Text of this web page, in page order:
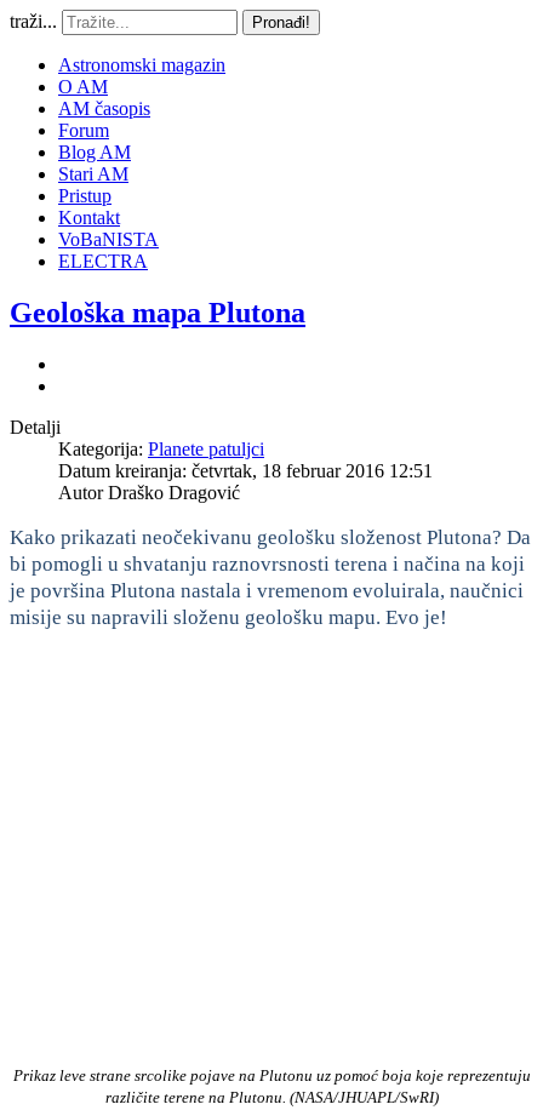
traži... Pronađi!
Astronomski magazin
O AM
AM časopis
Forum
Blog AM
Stari AM
Pristup
Kontakt
VoBaNISTA
ELECTRA
Geološka mapa Plutona
Detalji
Kategorija: Planete patuljci
Datum kreiranja: četvrtak, 18 februar 2016 12:51
AutorDraško Dragović
Kako prikazati neočekivanu geološku složenost Plutona? Da
bi pomogli u shvatanju raznovrsnosti terena i načina na koji
je površina Plutona nastala i vremenom evoluirala, naučnici
misije su napravili složenu geološku mapu. Evo je!
Prikaz leve strane srcolike pojave na Plutonu uz pomoć boja koje reprezentuju
različite terene na Plutonu. (NASA/JHUAPL/SwRI)